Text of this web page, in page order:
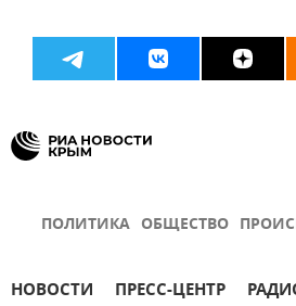
ПОЛИТИКА ОБЩЕСТВО
НОВОСТИ ПРЕСС-ЦЕНТР